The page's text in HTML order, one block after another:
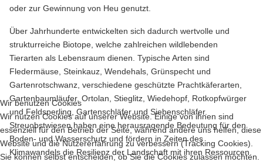
oder zur Gewinnung von Heu genutzt.
Über Jahrhunderte entwickelten sich dadurch wertvolle und
strukturreiche Biotope, welche zahlreichen wildlebenden
Tierarten als Lebensraum dienen. Typische Arten sind
Fledermäuse, Steinkauz, Wendehals, Grünspecht und
Gartenrotschwanz, verschiedene geschützte Prachtkäferarten,
Gartenbaumläufer, Ortolan, Stieglitz, Wiedehopf, Rotkopfwürger
und Feldsperling, Gartenschläfer und Siebenschläfer.
Streuobstwiesen haben eine herausragende Bedeutung für den
Boden- und Wasserschutz und fördern in Zeiten des
Klimawandels die Resilienz der Landschaft mit ihren Ressourcen.
Wir benutzen Cookies
Wir nutzen Cookies auf unserer Website. Einige von ihnen sind
essenziell für den Betrieb der Seite, während andere uns helfen, diese
Website und die Nutzererfahrung zu verbessern (Tracking Cookies).
Sie können selbst entscheiden, ob Sie die Cookies zulassen möchten.